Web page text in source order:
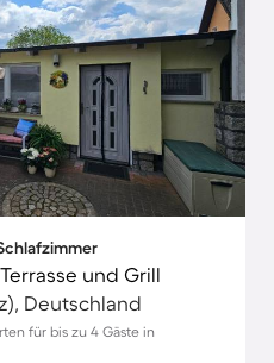
und Grill
Deutschland
für bis zu 4 Gäste in